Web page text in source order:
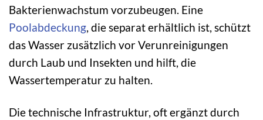
Bakterienwachstum vorzubeugen. Eine
Poolabdeckung, die separat erhältlich ist, schützt
das Wasser zusätzlich vor Verunreinigungen
durch Laub und Insekten und hilft, die
Wassertemperatur zu halten.
Die technische Infrastruktur, oft ergänzt durch